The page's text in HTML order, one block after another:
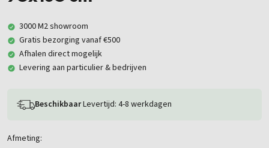
3000 M2 showroom
Gratis bezorging vanaf €500
Afhalen direct mogelijk
Levering aan particulier & bedrijven
BeschikbaarLevertijd: 4-8 werkdagen
Afmeting: